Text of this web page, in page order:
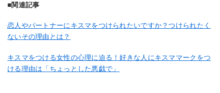
■関連記事
恋人やパートナーにキスマをつけられたいですか？つけられたく
ないその理由とは？
キスマをつける女性の心理に迫る！好きな人にキスママークをつ
ける理由は「ちょっとした悪戯で」